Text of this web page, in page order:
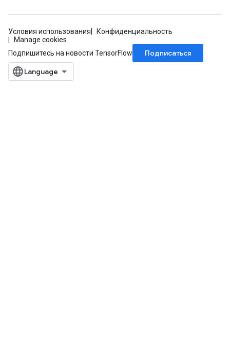
Условия использования
Конфиденциальность
Manage cookies
Подпишитесь на новости TensorFlow
Подписаться